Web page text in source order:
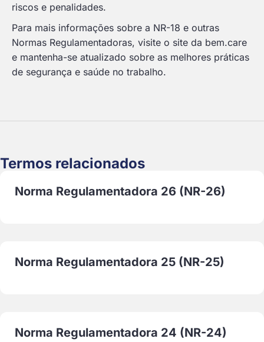
riscos e penalidades.
Para mais informações sobre a NR-18 e outras
Normas Regulamentadoras, visite o site da bem.care
e mantenha-se atualizado sobre as melhores práticas
de segurança e saúde no trabalho.
Termos relacionados
Norma Regulamentadora 26 (NR-26)
Norma Regulamentadora 25 (NR-25)
Norma Regulamentadora 24 (NR-24)